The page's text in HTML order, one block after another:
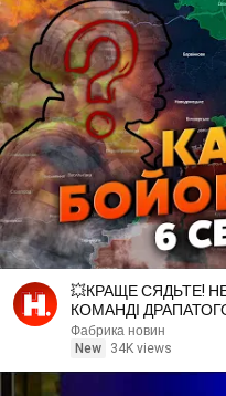
💥КРАЩЕ СЯДЬТЕ!
КОМАНДІ ДРАПАТОГО.
ІМ'Я ВАС ЗДИВУЄ
Фабрика новин
New
34K views